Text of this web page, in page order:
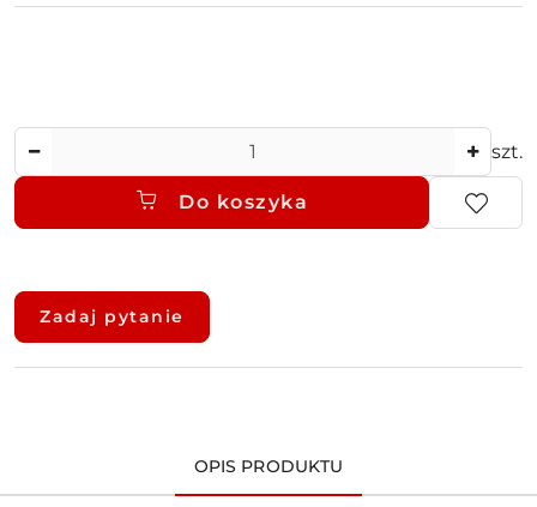
szt.
Do koszyka
Dostępność
dostawa
Zadaj pytanie
OPIS PRODUKTU